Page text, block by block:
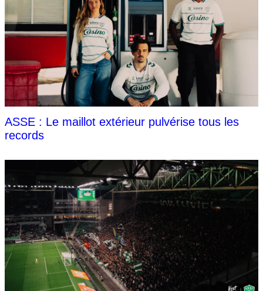
ASSE : Le maillot extérieur pulvérise tous les
records